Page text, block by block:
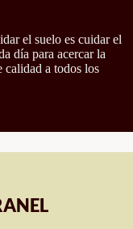
el suelo es cuidar el
día para acercar la
calidad a todos los